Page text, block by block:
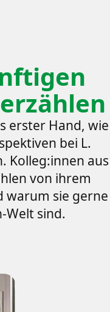
erster Hand, wie
bei L.
Kolleg:innen aus
von ihrem
warum sie gerne
Welt sind.